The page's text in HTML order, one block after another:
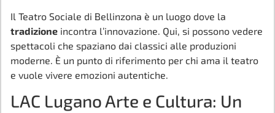
Il Teatro Sociale di Bellinzona è un luogo dove la
tradizione incontra l’innovazione. Qui, si possono vedere
spettacoli che spaziano dai classici alle produzioni
moderne. È un punto di riferimento per chi ama il teatro
e vuole vivere emozioni autentiche.
LAC Lugano Arte e Cultura: Un